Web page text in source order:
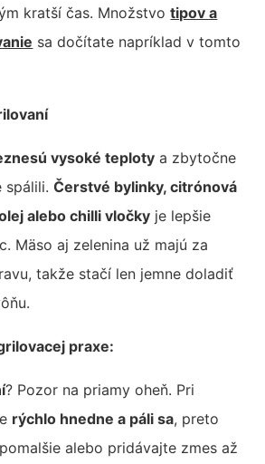
kratší čas. Množstvotipov a
sa dočítate napríklad v tomto
vysoké teploty a zbytočne
spálili.Čerstvé bylinky, citrónová
alebo chilli vločky je lepšie
Mäso aj zelenina už majú za
takže stačí len jemne doladiť
praxe:
? Pozor na priamy oheň. Pri
rýchlo hnedne a páli sa, preto
alebo pridávajte zmes až